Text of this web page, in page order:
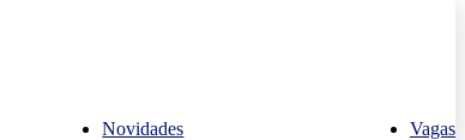
Novidades Vagas